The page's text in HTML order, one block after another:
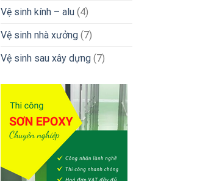
Vệ sinh kính – alu(4)
Vệ sinh nhà xưởng(7)
Vệ sinh sau xây dựng(7)